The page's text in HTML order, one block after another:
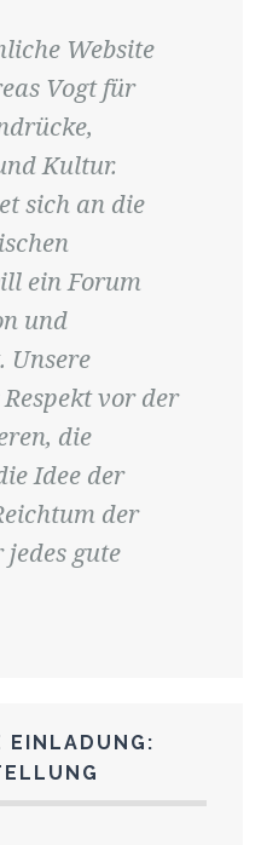
Website
Vogt für
Kultur.
sich an die
ein Forum
und
Unsere
vor der
die
Idee der
der
gute
EINLADUNG: